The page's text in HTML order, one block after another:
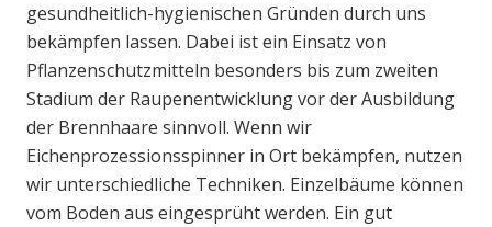
gesundheitlich-hygienischen Gründen durch uns
bekämpfen lassen. Dabei ist ein Einsatz von
Pflanzenschutzmitteln besonders bis zum zweiten
Stadium der Raupenentwicklung vor der Ausbildung
der Brennhaare sinnvoll. Wenn wir
Eichenprozessionsspinner in Ort bekämpfen, nutzen
wir unterschiedliche Techniken. Einzelbäume können
vom Boden aus eingesprüht werden. Ein gut